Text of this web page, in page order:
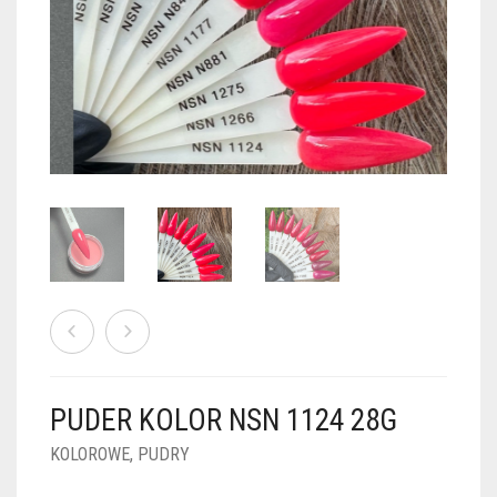
PUDRY BROKATOWE
PUDRY Z DROBINKAMI
PUDRY KOLOR PUR
PUDRY BUDUJĄCE
PUDRY DO FRENCH
PUDRY GALAXY
PUDRY SPARKLE
PUDRY TERMICZNE
PUDRY ŚWIECĄCE
FOIL DIP
PUDER KOLOR NSN 1124 28G
KOLOROWE, PUDRY